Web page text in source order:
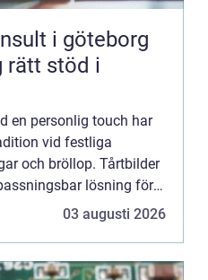
i göteborg
rätt stöd i
en personlig touch har
vid festliga
och bröllop. Tårtbilder
lösning för
03 augusti 2026